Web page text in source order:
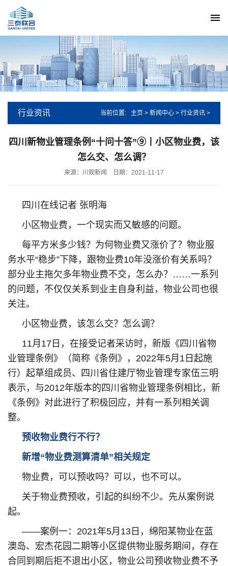
行业资讯 当前位置: 主页 > 新闻中心 > 行业资讯 >
四川新物业管理条例“十问十答”⑨丨小区物业费，该
怎么交、怎么调？
来源：川观新闻 日期：2021-11-17
四川在线记者 张明海
小区物业费，一个现实而又敏感的问题。
每平方米多少钱？为何物业费又涨价了？物业服
务水平“稳步”下降，跟物业费10年没涨价有关系吗？
部分业主拖欠多年物业费不交，怎么办？……一系列
的问题，不仅仅关系到业主自身利益，物业公司也很
关注。
小区物业费，该怎么交？怎么调？
11月17日，在接受记者采访时，新版《四川省物
业管理条例》（简称《条例》，2022年5月1日起施
行）起草组成员、四川省住建厅物业管理专家伍三明
表示，与2012年版本的四川省物业管理条例相比，新
《条例》对此进行了积极回应，并有一系列相关调
整。
预收物业费行不行？
新增“物业费测算清单”相关规定
物业费，可以预收吗？可以，也不可以。
关于物业费预收，引起的纠纷不少。先从案例说
起。
——案例一：2021年5月13日，绵阳某物业在蓝
澳岛、宏杰花园二期等小区提供物业服务期间，存在
合同到期后拒不退出小区，物业公司预收物业费不予